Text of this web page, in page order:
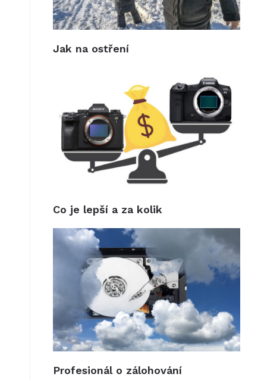
Jak na ostření
Co je lepší a za kolik
Profesionál o zálohování